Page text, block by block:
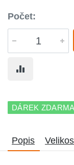
Počet:
DÁREK ZDARMA
Popis